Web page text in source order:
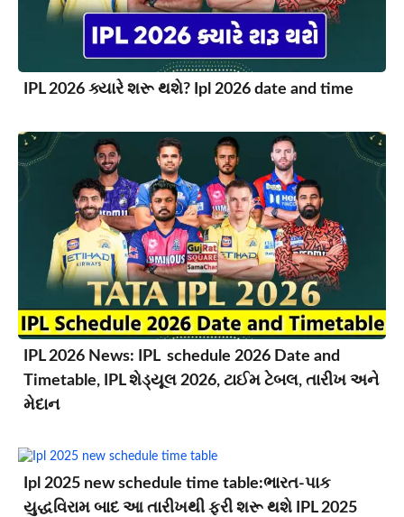
IPL 2026 ક્યારે શરૂ થશે? Ipl 2026 date and time
IPL 2026 News: IPL schedule 2026 Date and
Timetable, IPL શેડ્યૂલ 2026, ટાઈમ ટેબલ, તારીખ અને
મેદાન
Ipl 2025 new schedule time table:ભારત-પાક
યુદ્ધવિરામ બાદ આ તારીખથી ફરી શરૂ થશે IPL 2025